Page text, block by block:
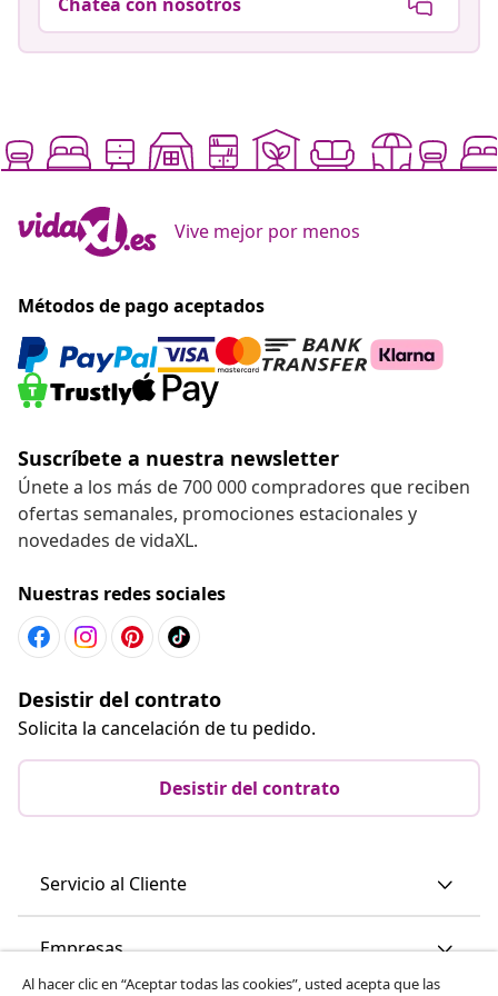
Vive mejor por menos
Métodos de pago aceptados
Suscríbete a nuestra newsletter
Únete a los más de 700 000 compradores que reciben
ofertas semanales, promociones estacionales y
novedades de vidaXL.
Nuestras redes sociales
Desistir del contrato
Solicita la cancelación de tu pedido.
Desistir del contrato
Servicio al Cliente
Empresas
Al hacer clic en “Aceptar todas las cookies”, usted acepta que las